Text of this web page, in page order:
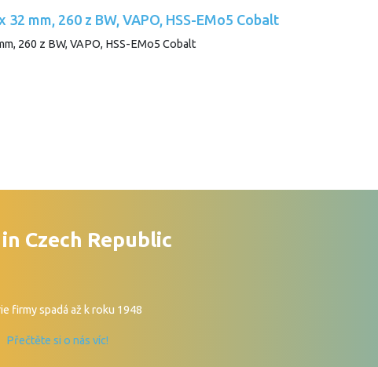
mm, 260 z BW, VAPO, HSS-EMo5 Cobalt
Czech Republic
firmy spadá až k roku 1948
Přečtěte si o nás víc!